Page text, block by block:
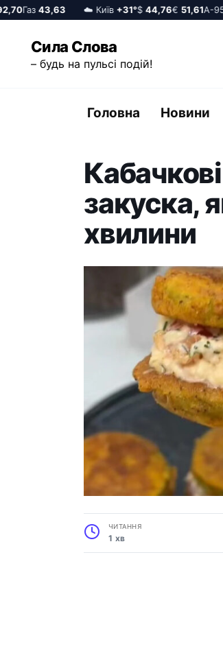
Газ43,63 ☁️ Київ+31°$44,76€51,61А-95
вмісту
Сила Слова
– будь на пульсі подій!
Головна Новини
закуска,
хвилини
ЧИТАННЯ
1 хв